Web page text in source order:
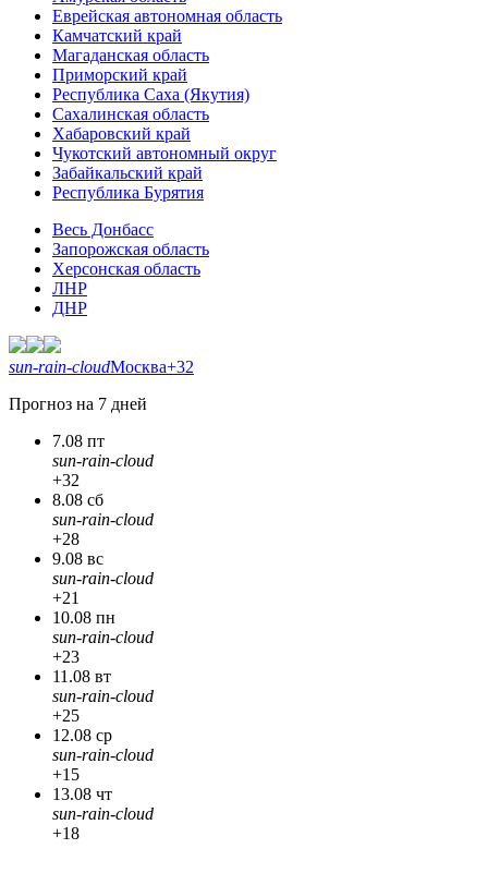
Еврейская автономная область
Камчатский край
Магаданская область
Приморский край
Республика Саха (Якутия)
Сахалинская область
Хабаровский край
Чукотский автономный округ
Забайкальский край
Республика Бурятия
Весь Донбасс
Запорожская область
Херсонская область
ЛНР
ДНР
sun-rain-cloudМосква+32
Прогноз на 7 дней
7.08 пт
sun-rain-cloud
+32
8.08 сб
sun-rain-cloud
+28
9.08 вс
sun-rain-cloud
+21
10.08 пн
sun-rain-cloud
+23
11.08 вт
sun-rain-cloud
+25
12.08 ср
sun-rain-cloud
+15
13.08 чт
sun-rain-cloud
+18